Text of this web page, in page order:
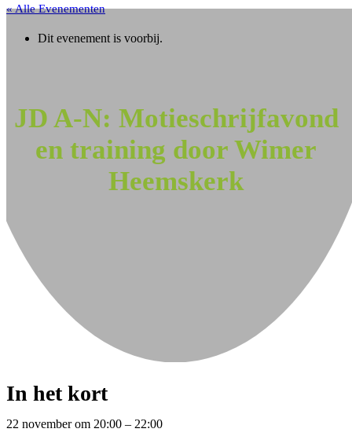
« Alle Evenementen
Dit evenement is voorbij.
JD A-N: Motieschrijfavond
en training door Wimer
Heemskerk
In het kort
22 novemberom 20:00 – 22:00